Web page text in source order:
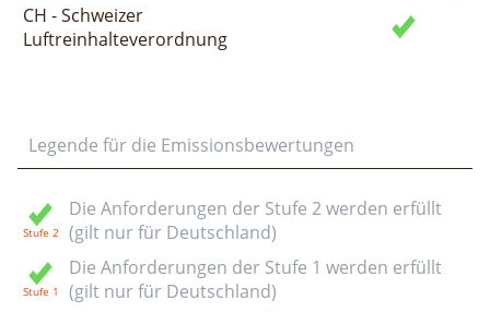
CH - Schweizer
Luftreinhalteverordnung
Legende für die Emissionsbewertungen
Die Anforderungen der Stufe 2 werden erfüllt
(gilt nur für Deutschland)
Die Anforderungen der Stufe 1 werden erfüllt
(gilt nur für Deutschland)